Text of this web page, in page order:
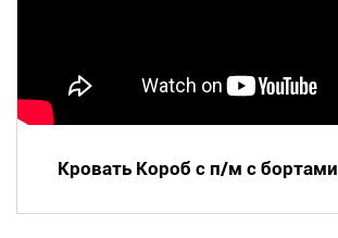
Кровать Короб с п/м с бортами